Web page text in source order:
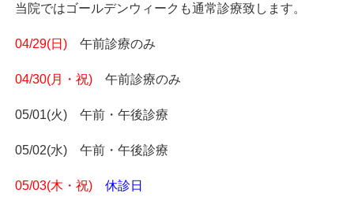
当院ではゴールデンウィークも通常診療致します。
04/29(日) 午前診療のみ
04/30(月・祝) 午前診療のみ
05/01(火) 午前・午後診療
05/02(水) 午前・午後診療
05/03(木・祝) 休診日